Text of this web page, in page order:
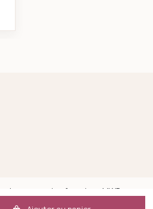
- un service fourni par MWB